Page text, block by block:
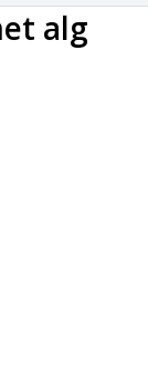
alg